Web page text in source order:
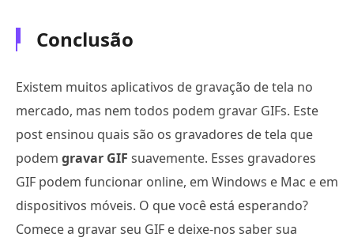
Conclusão
Existem muitos aplicativos de gravação de tela no
mercado, mas nem todos podem gravar GIFs. Este
post ensinou quais são os gravadores de tela que
podem gravar GIF suavemente. Esses gravadores
GIF podem funcionar online, em Windows e Mac e em
dispositivos móveis. O que você está esperando?
Comece a gravar seu GIF e deixe-nos saber sua